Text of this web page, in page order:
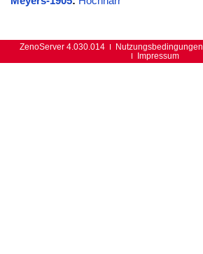
ZenoServer 4.030.014 Nutzungsbedingungen
Impressum